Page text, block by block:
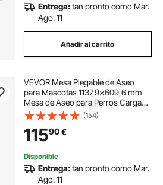
Entrega:tan pronto como Mar.
Ago. 11
Añadir al carrito
VEVOR Mesa Plegable de Aseo
para Mascotas 1137,9x609,6 mm
Mesa de Aseo para Perros Carga
de 149,7 kg Mesa de Peluquería
para Perros de Acero Inoxidable
con 2 Pinzas 2 Cuerdas Cesta de
Almacenamiento
(154)
11590€
Disponible
Entrega:tan pronto como Mar.
Ago. 11